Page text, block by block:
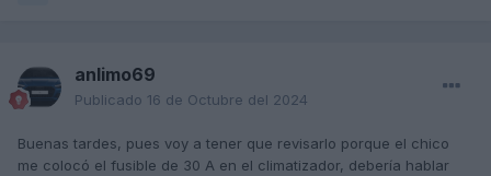
anlimo69
Publicado 16 de Octubre del 2024
Buenas tardes, pues voy a tener que revisarlo porque el chico
me colocó el fusible de 30 A en el climatizador, debería hablar